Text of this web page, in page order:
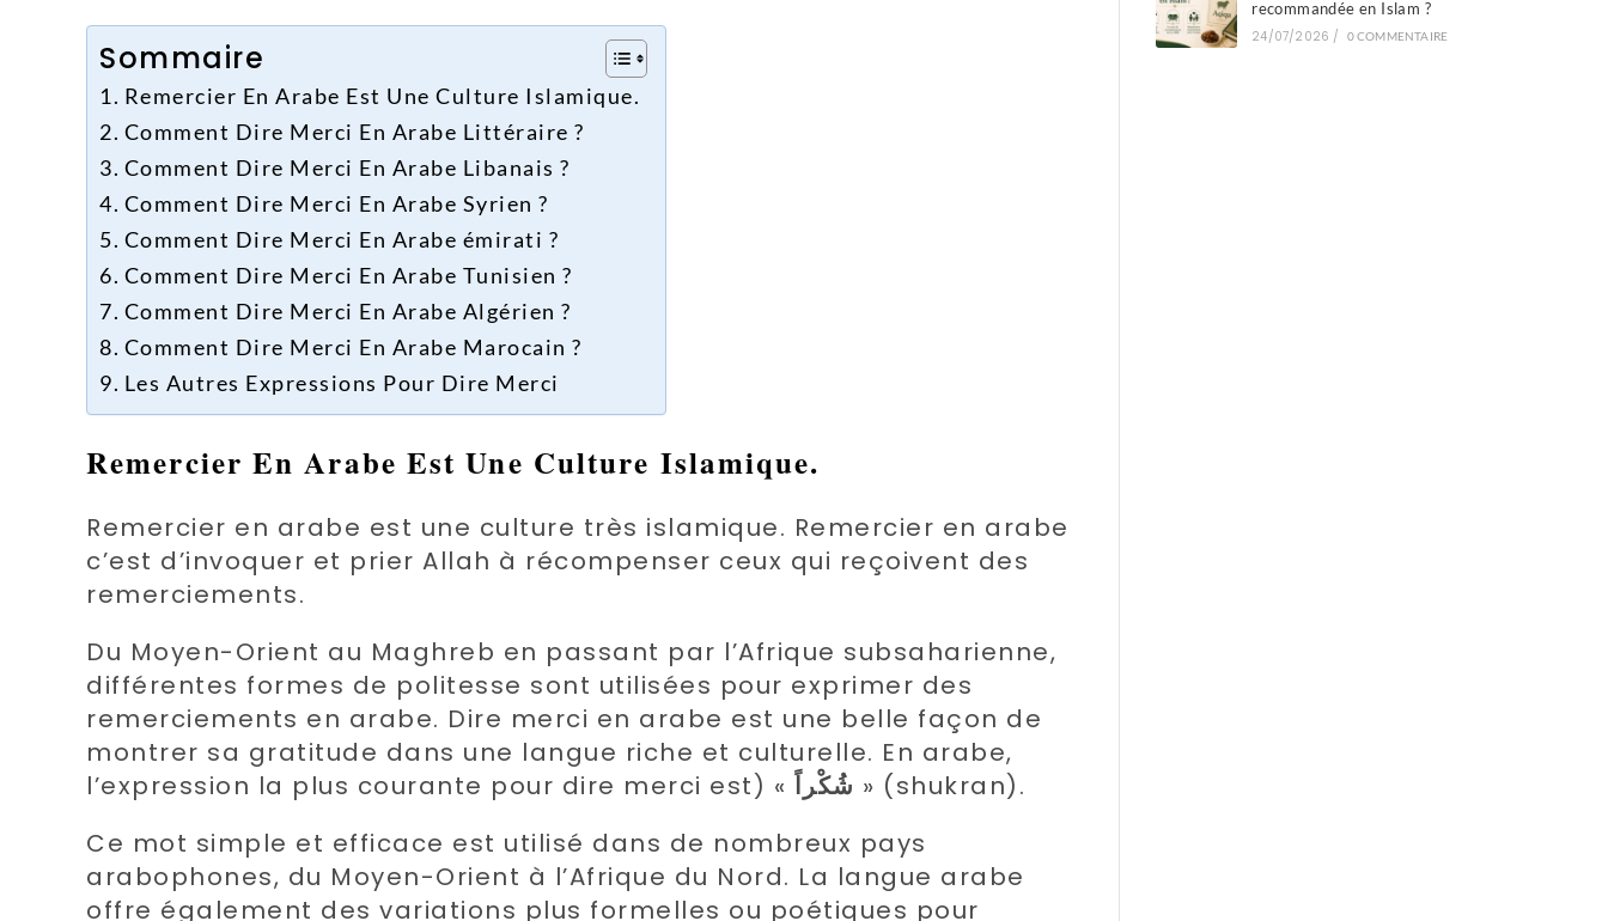
Sommaire
Remercier En Arabe Est Une Culture Islamique.
Comment Dire Merci En Arabe Littéraire ?
Comment Dire Merci En Arabe Libanais ?
Comment Dire Merci En Arabe Syrien ?
Comment Dire Merci En Arabe émirati ?
Comment Dire Merci En Arabe Tunisien ?
Comment Dire Merci En Arabe Algérien ?
Comment Dire Merci En Arabe Marocain ?
Les Autres Expressions Pour Dire Merci
Remercier En Arabe Est Une Culture Islamique.
Remercier en arabe est une culture très islamique. Remercier en arabe
c’est d’invoquer et prier Allah à récompenser ceux qui reçoivent des
remerciements.
Du Moyen-Orient au Maghreb en passant par l’Afrique subsaharienne,
différentes formes de politesse sont utilisées pour exprimer des
remerciements en arabe. Dire merci en arabe est une belle façon de
montrer sa gratitude dans une langue riche et culturelle. En arabe,
l’expression la plus courante pour dire merci est) « شُكْراً » (shukran).
Ce mot simple et efficace est utilisé dans de nombreux pays
arabophones, du Moyen-Orient à l’Afrique du Nord. La langue arabe
offre également des variations plus formelles ou poétiques pour
recommandée en Islam ?
24/07/2026 / 0 COMMENTAIRE